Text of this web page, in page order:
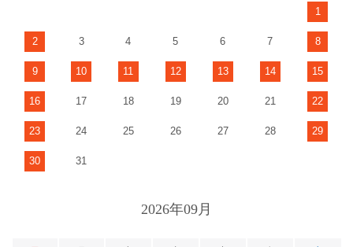
1
2 3 4 5 6 7 8
9 10 11 12 13 14 15
16 17 18 19 20 21 22
23 24 25 26 27 28 29
30 31
2026年09月